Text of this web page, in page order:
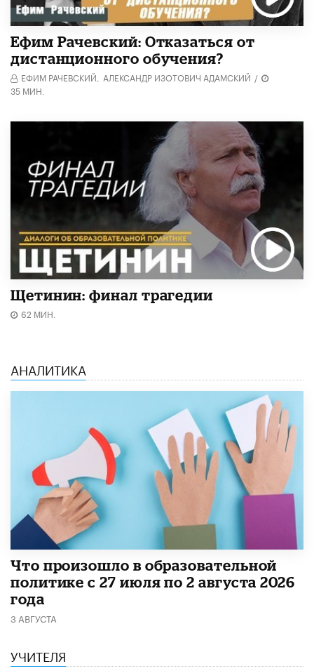
Ефим Рачевский: Отказаться от
дистанционного обучения?
ЕФИМ РАЧЕВСКИЙ, АЛЕКСАНДР ИЗОТОВИЧ АДАМСКИЙ /
35 МИН.
Щетинин: финал трагедии
62 МИН.
АНАЛИТИКА
​Что произошло в образовательной
политике с 27 июля по 2 августа 2026
года
3 АВГУСТА
УЧИТЕЛЯ